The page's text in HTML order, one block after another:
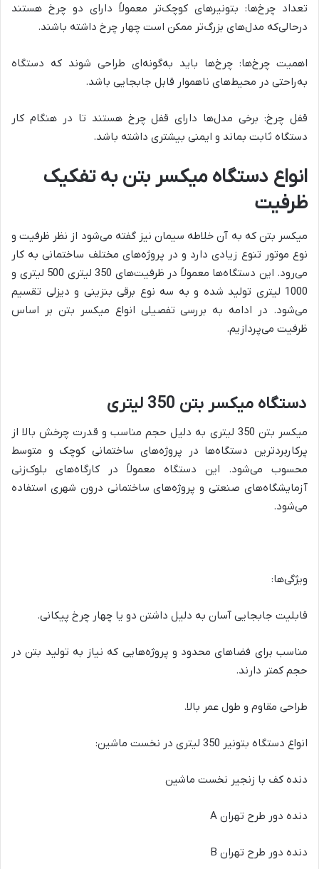
تعداد چرخ‌ها: بتونیرهای کوچک‌تر معمولاً دارای دو چرخ هستند
درحالی‌که مدل‌های بزرگ‌تر ممکن است چهار چرخ داشته باشند.
اهمیت چرخ‌ها: چرخ‌ها باید به‌گونه‌ای طراحی شوند که دستگاه
به‌راحتی در محیط‌های ناهموار قابل جابجایی باشد.
قفل چرخ: برخی مدل‌ها دارای قفل چرخ هستند تا در هنگام کار
دستگاه ثابت بماند و ایمنی بیشتری داشته باشد.
انواع دستگاه میکسر بتن به تفکیک
ظرفیت
میکسر بتن که به آن خلاطه سیمان نیز گفته می‌شود از نظر ظرفیت و
نوع موتور تنوع زیادی دارد و در پروژه‌های مختلف ساختمانی به کار
می‌رود. این دستگاه‌ها معمولاً در ظرفیت‌های 350 لیتری 500 لیتری و
1000 لیتری تولید شده و به سه نوع برقی بنزینی و دیزلی تقسیم
می‌شود. در ادامه به بررسی تفصیلی انواع میکسر بتن بر اساس
ظرفیت می‌پردازیم.
دستگاه میکسر بتن 350 لیتری
میکسر بتن 350 لیتری به دلیل حجم مناسب و قدرت چرخش بالا از
پرکاربردترین دستگاه‌ها در پروژه‌های ساختمانی کوچک و متوسط
محسوب می‌شود. این دستگاه معمولاً در کارگاه‌های بلوک‌زنی
آزمایشگاه‌های صنعتی و پروژه‌های ساختمانی درون شهری استفاده
می‌شود.
ویژگی‌ها:
قابلیت جابجایی آسان به دلیل داشتن دو یا چهار چرخ پیکانی.
مناسب برای فضاهای محدود و پروژه‌هایی که نیاز به تولید بتن در
حجم کمتر دارند.
طراحی مقاوم و طول عمر بالا.
انواع دستگاه بتونیر 350 لیتری در نخست ماشین:
دنده کف با زنجیر نخست ماشین
دنده دور طرح تهران A
دنده دور طرح تهران B